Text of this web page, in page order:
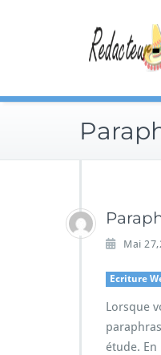
Mai
Ecriture
Lorsque
étude.